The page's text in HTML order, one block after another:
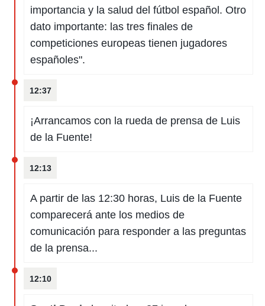
importancia y la salud del fútbol español. Otro
dato importante: las tres finales de
competiciones europeas tienen jugadores
españoles".
12:37
¡Arrancamos con la rueda de prensa de Luis
de la Fuente!
12:13
A partir de las 12:30 horas, Luis de la Fuente
comparecerá ante los medios de
comunicación para responder a las preguntas
de la prensa...
12:10